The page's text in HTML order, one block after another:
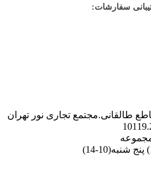
سفارشات:
طالقانی.مجتمع تجاری نور تهران